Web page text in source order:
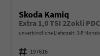
Skoda Kamiq
Extra 1,0 TSI 2Zokli
unverbindliche Lieferzeit: 3-5
Fahrzeugnummer 197616